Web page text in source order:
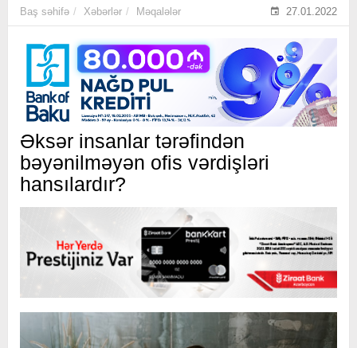
Baş səhifə Xəbərlər Məqalələr 27.01.2022
Əksər insanlar tərəfindən
bəyənilməyən ofis vərdişləri
hansılardır?